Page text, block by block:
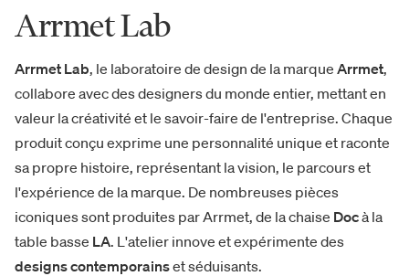
Arrmet Lab
Arrmet Lab, le laboratoire de design de la marque Arrmet,
collabore avec des designers du monde entier, mettant en
valeur la créativité et le savoir-faire de l'entreprise. Chaque
produit conçu exprime une personnalité unique et raconte
sa propre histoire, représentant la vision, le parcours et
l'expérience de la marque. De nombreuses pièces
iconiques sont produites par Arrmet, de la chaise Docà la
table basse LA. L'atelier innove et expérimente des
designs contemporainset séduisants.